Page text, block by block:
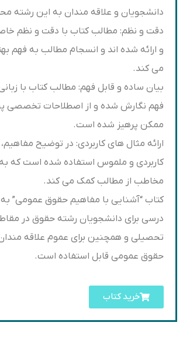
دانشجویان و علاقه مندان به این
دقت و نظم: مطالب کتاب با دقت و نظم
و ارائه شده اند و انسجام مطالب به فهم
می کند.
بیان ساده و قابل فهم: مطالب کتاب با
فهم نگارش شده و از اصطلاحات تخصصی
ممکن پرهیز شده است.
ارائه مثال های کاربردی: در توضیح
کاربردی و ملموس استفاده شده است که
مخاطب از مطالب کمک می کند.
کتاب “آشنایی با مفاهیم حقوق عمومی”
درسی برای دانشجویان رشته حقوق در
تحصیلی و همچنین برای عموم علاقه
حقوق عمومی قابل استفاده است.
خرید کتاب